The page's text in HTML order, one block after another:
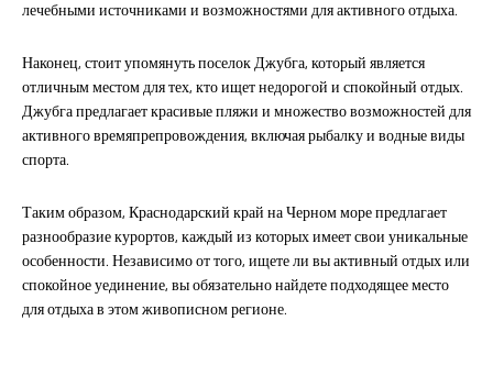
лечебными источниками и возможностями для активного отдыха.
Наконец, стоит упомянуть поселок Джубга, который является
отличным местом для тех, кто ищет недорогой и спокойный отдых.
Джубга предлагает красивые пляжи и множество возможностей для
активного времяпрепровождения, включая рыбалку и водные виды
спорта.
Таким образом, Краснодарский край на Черном море предлагает
разнообразие курортов, каждый из которых имеет свои уникальные
особенности. Независимо от того, ищете ли вы активный отдых или
спокойное уединение, вы обязательно найдете подходящее место
для отдыха в этом живописном регионе.